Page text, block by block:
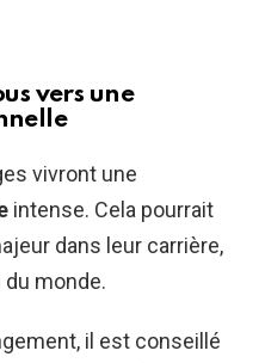
vers une
vivront une
intense. Cela pourrait
dans leur carrière,
du monde.
il est conseillé